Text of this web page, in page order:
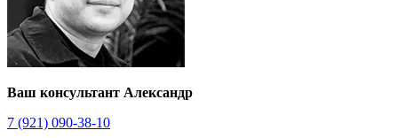
Ваш консультант Александр
7 (921) 090-38-10